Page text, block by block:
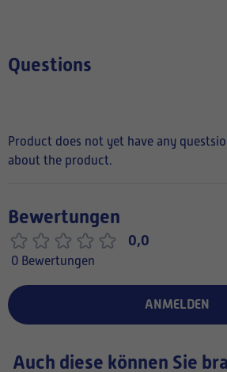
Questions
Product does not yet have any
about the product.
Bewertungen
0,0
0 Bewertungen
ANMELDEN
Auch diese können Sie